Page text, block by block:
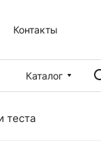
Контакты
Каталог
теста